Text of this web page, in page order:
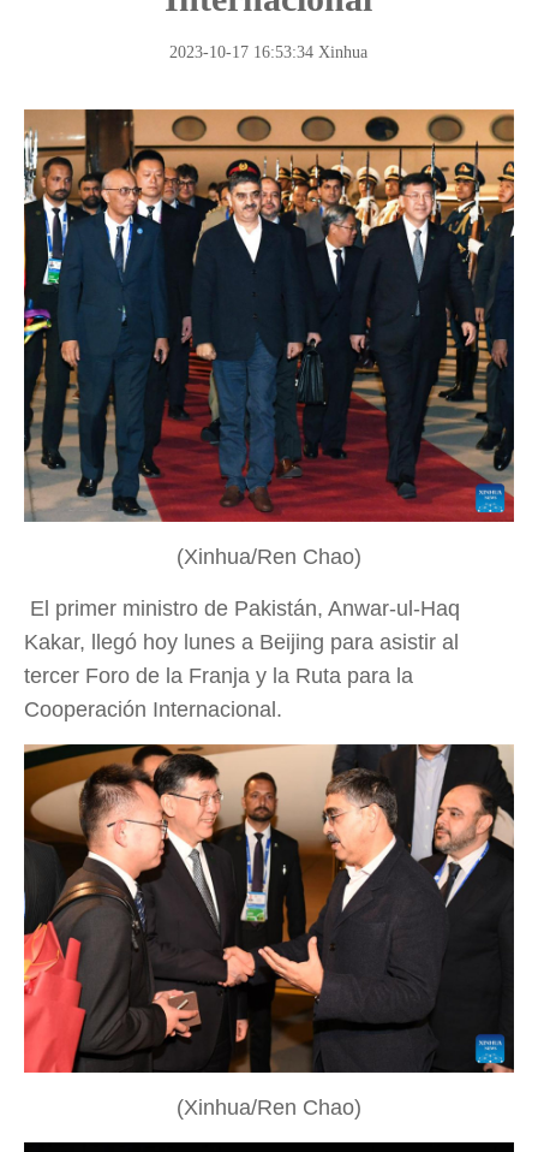
2023-10-17 16:53:34 Xinhua
(Xinhua/Ren Chao)
El primer ministro de Pakistán, Anwar-ul-Haq
Kakar, llegó hoy lunes a Beijing para asistir al
tercer Foro de la Franja y la Ruta para la
Cooperación Internacional.
(Xinhua/Ren Chao)